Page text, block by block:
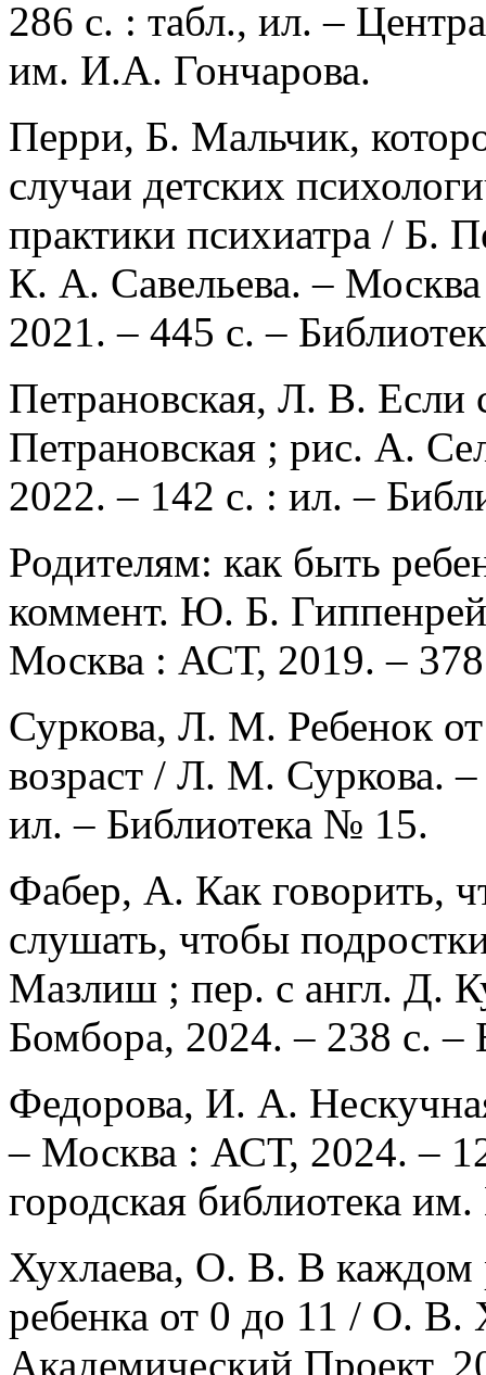
286 с. : табл., ил. –
им. И.А. Гончарова.
Перри, Б. Мальчик,
случаи детских
практики психиатра / Б.
К. А. Савельева. –
2021. – 445 с. –
Петрановская, Л. В. Если
Петрановская ; рис. А.
2022. – 142 с. : ил. –
Родителям: как быть
коммент. Ю. Б.
Москва : АСТ, 2019. –
Суркова, Л. М. Ребенок
возраст / Л. М. Суркова.
ил. – Библиотека № 15.
Фабер, А. Как говорить,
слушать, чтобы
Мазлиш ; пер. с англ. Д.
Бомбора, 2024. – 238 с. –
Федорова, И. А.
– Москва : АСТ, 2024. –
городская библиотека
Хухлаева, О. В. В каждом
ребенка от 0 до 11 / О. В.
Академический Проект,